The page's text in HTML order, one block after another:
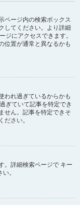
ページ内の検索ボックス
してください。より詳細
ジにアクセスできます。
位置が通常と異なるかも
われ過ぎているからかも
ぎていて記事を特定でき
せん。記事を特定できそ
ださい。
。詳細検索ページで キー
。